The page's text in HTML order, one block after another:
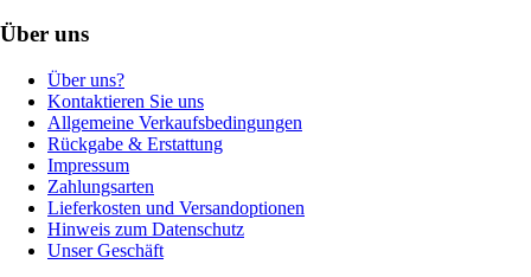
Über uns
Über uns?
Kontaktieren Sie uns
Allgemeine Verkaufsbedingungen
Rückgabe & Erstattung
Impressum
Zahlungsarten
Lieferkosten und Versandoptionen
Hinweis zum Datenschutz
Unser Geschäft